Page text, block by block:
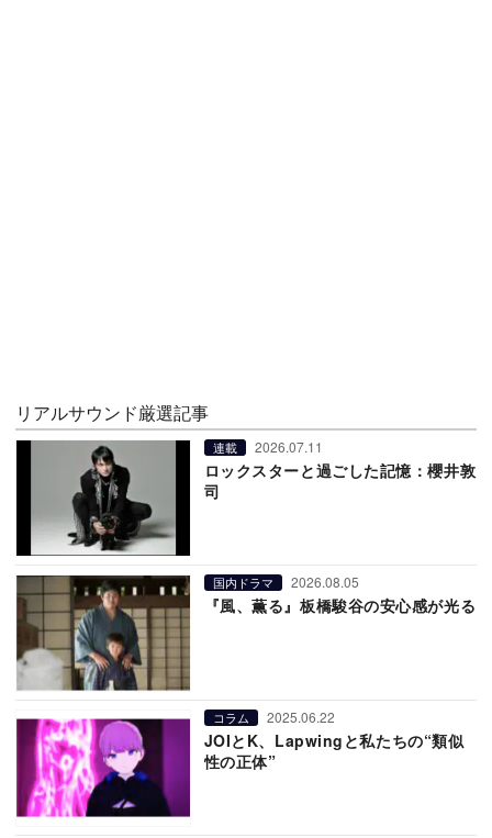
リアルサウンド厳選記事
連載 2026.07.11
ロックスターと過ごした記憶：櫻井敦
司
国内ドラマ 2026.08.05
『風、薫る』板橋駿谷の安心感が光る
コラム 2025.06.22
JOIとK、Lapwingと私たちの“類似
性の正体”